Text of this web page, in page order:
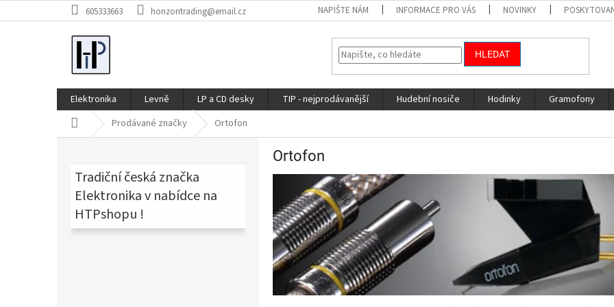
na
605333663 horizontrading@email.cz NAPIŠTE NÁM INFORMACE PRO VÁS NOVINKY
HLEDAT
Elektronika Levně LP a CD desky TIP - nejprodávanější Hudební nosiče Hodinky Gramofony
Domů Prodávané značky Ortofon
Tradiční česká značka
Elektronika v nabídce na
HTPshopu !
Ortofon